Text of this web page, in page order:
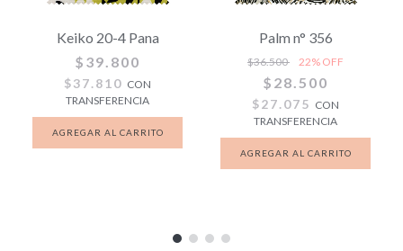
Keiko 20-4 Pana
$39.800
$37.810 CON
TRANSFERENCIA
Palm n° 356
$36.500 22% OFF
$28.500
$27.075 CON
TRANSFERENCIA